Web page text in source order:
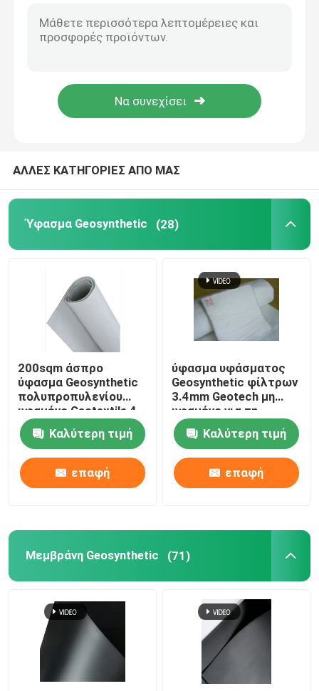
HDPE Geocell
Sandbags Geofabric
HDPE Uniaxial Geogrid
HDPE κατασκευασμένο Geomembrane
Σκάφος της γραμμής αργίλου Geosynthetic
Σύνθετο Geomembrane
Σύνθετο δίκτυο αποξηράνσεων
τρισδιάστατο Geomat
Μηχανή συγκόλλησης Geomembrane
ΑΛΛΕΣ ΚΑΤΗΓΟΡΙΕΣ ΑΠΟ ΜΑΣ
Ύφασμα Geosynthetic (28)
200sqm άσπρο
ύφασμα Geosynthetic
πολυπροπυλενίου
υφαμένο Geotextile 4
ουγγιών μη ύφασμα
Καλύτερη τιμή
επαφή
ύφασμα υφάσματος
Geosynthetic φίλτρων
3.4mm Geotech μη
υφαμένο για τη
οδοποιία
Καλύτερη τιμή
επαφή
Μεμβράνη Geosynthetic (71)